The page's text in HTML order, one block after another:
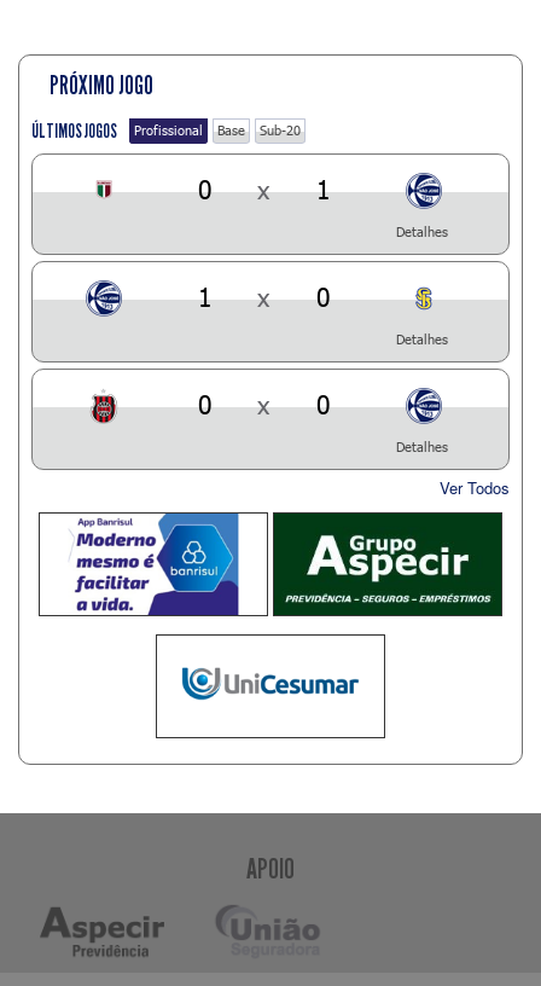
PRÓXIMO JOGO
ÚLTIMOS JOGOS Profissional Base Sub-20
0 x 1
Detalhes
1 x 0
Detalhes
0 x 0
Detalhes
Ver Todos
APOIO